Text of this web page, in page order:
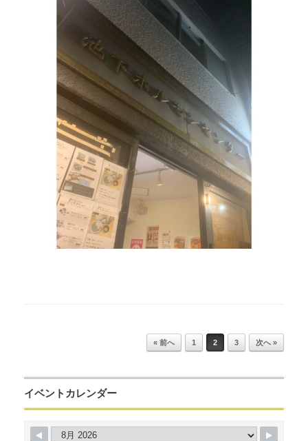
« 前へ 1 2 3 次へ »
イベントカレンダー